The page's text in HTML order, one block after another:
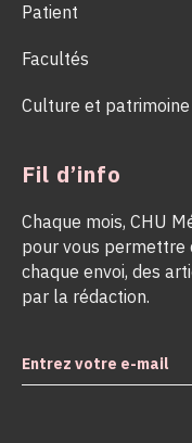
Patient
Facultés
Culture et patrimoine
Fil d’info
Chaque mois, CHU
pour vous permettre
chaque envoi, des
par la rédaction.